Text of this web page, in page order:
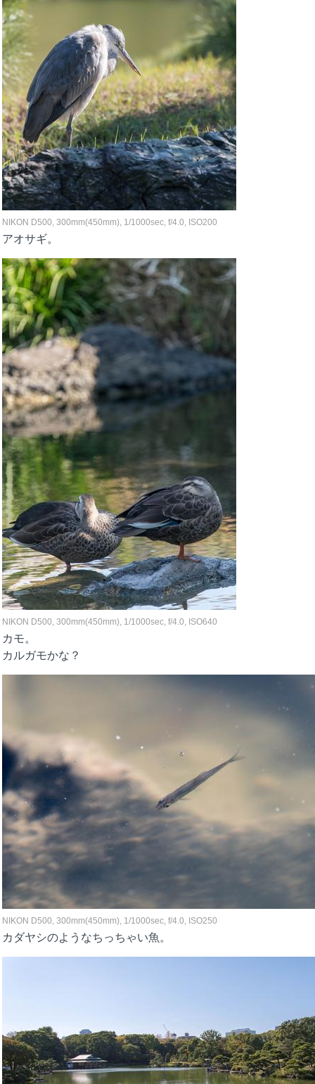
NIKON D500, 300mm(450mm), 1/1000sec, f/4.0, ISO200
アオサギ。
NIKON D500, 300mm(450mm), 1/1000sec, f/4.0, ISO640
カモ。
カルガモかな？
NIKON D500, 300mm(450mm), 1/1000sec, f/4.0, ISO250
カダヤシのようなちっちゃい魚。